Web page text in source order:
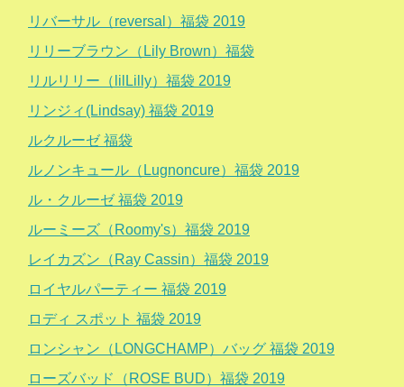
リバーサル（reversal）福袋 2019
リリーブラウン（Lily Brown）福袋
リルリリー（lilLilly）福袋 2019
リンジィ(Lindsay) 福袋 2019
ルクルーゼ 福袋
ルノンキュール（Lugnoncure）福袋 2019
ル・クルーゼ 福袋 2019
ルーミーズ（Roomy's）福袋 2019
レイカズン（Ray Cassin）福袋 2019
ロイヤルパーティー 福袋 2019
ロディ スポット 福袋 2019
ロンシャン（LONGCHAMP）バッグ 福袋 2019
ローズバッド（ROSE BUD）福袋 2019